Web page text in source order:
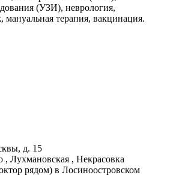
(УЗИ), неврология,
мануальная терапия, вакцинация.
д. 15
, Лухмановская , Некрасовка